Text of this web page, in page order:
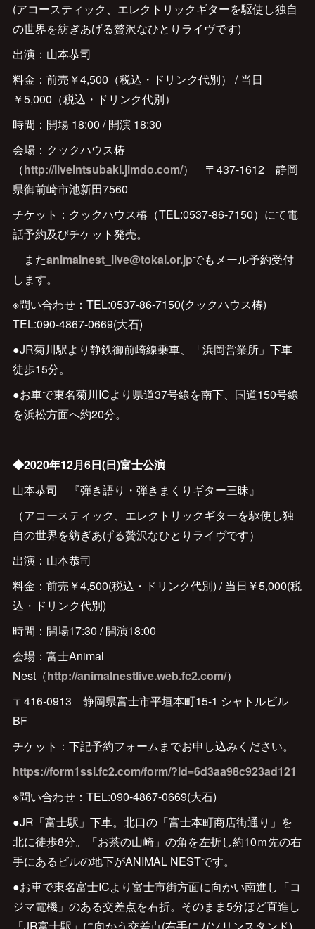
(アコースティック、エレクトリックギターを駆使し独自
の世界を紡ぎあげる贅沢なひとりライヴです)
出演：山本恭司
料金：前売￥4,500（税込・ドリンク代別） / 当日
￥5,000（税込・ドリンク代別）
時間：開場 18:00 / 開演 18:30
会場：クックハウス椿
（http://liveintsubaki.jimdo.com/） 〒437-1612 静岡
県御前崎市池新田7560
チケット：クックハウス椿（TEL:0537-86-7150）にて電
話予約及びチケット発売。
またanimalnest_live@tokai.or.jpでもメール予約受付
します。
※問い合わせ：TEL:0537-86-7150(クックハウス椿)
TEL:090-4867-0669(大石)
●JR菊川駅より静鉄御前崎線乗車、「浜岡営業所」下車
徒歩15分。
●お車で東名菊川ICより県道37号線を南下、国道150号線
を浜松方面へ約20分。
◆2020年12月6日(日)富士公演
山本恭司 『弾き語り・弾きまくりギター三昧』
（アコースティック、エレクトリックギターを駆使し独
自の世界を紡ぎあげる贅沢なひとりライヴです）
出演：山本恭司
料金：前売￥4,500(税込・ドリンク代別) / 当日￥5,000(税
込・ドリンク代別)
時間：開場17:30 / 開演18:00
会場：富士Animal
Nest（http://animalnestlive.web.fc2.com/）
〒416-0913 静岡県富士市平垣本町15-1 シャトルビル
BF
チケット：下記予約フォームまでお申し込みください。
https://form1ssl.fc2.com/form/?id=6d3aa98c923ad121
※問い合わせ：TEL:090-4867-0669(大石)
●JR「富士駅」下車。北口の「富士本町商店街通り」を
北に徒歩8分。「お茶の山崎」の角を左折し約10ｍ先の右
手にあるビルの地下がANIMAL NESTです。
●お車で東名富士ICより富士市街方面に向かい南進し「コ
ジマ電機」のある交差点を右折。そのまま5分ほど直進し